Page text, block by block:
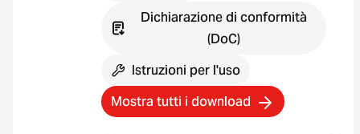
Dichiarazione di conformità
(DoC)
Istruzioni per l'uso
Mostra tutti i download